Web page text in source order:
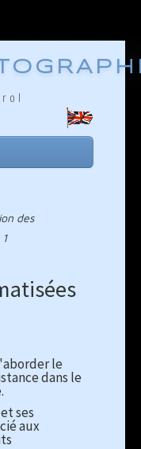
des
le
dans le
ses
aux